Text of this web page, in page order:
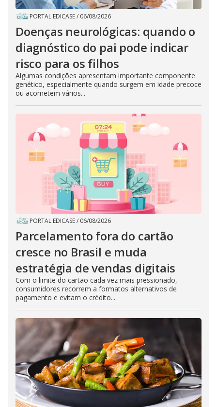
PORTAL EDICASE/ 06/08/2026
Doenças neurológicas: quando o
diagnóstico do pai pode indicar
risco para os filhos
Algumas condições apresentam importante componente
genético, especialmente quando surgem em idade precoce
ou acometem vários...
PORTAL EDICASE/ 06/08/2026
Parcelamento fora do cartão
cresce no Brasil e muda
estratégia de vendas digitais
Com o limite do cartão cada vez mais pressionado,
consumidores recorrem a formatos alternativos de
pagamento e evitam o crédito...